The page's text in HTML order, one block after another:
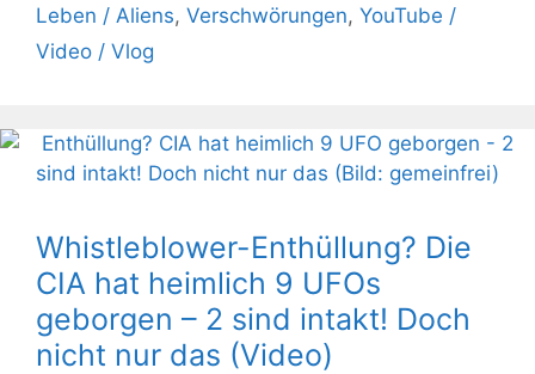
Leben / Aliens, Verschwörungen, YouTube /
Video / Vlog
Whistleblower-Enthüllung? Die
CIA hat heimlich 9 UFOs
geborgen – 2 sind intakt! Doch
nicht nur das (Video)